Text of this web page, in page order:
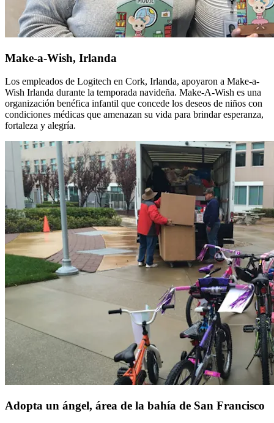
Make-a-Wish, Irlanda
Los empleados de Logitech en Cork, Irlanda, apoyaron a Make-a-
Wish Irlanda durante la temporada navideña. Make-A-Wish es una
organización benéfica infantil que concede los deseos de niños con
condiciones médicas que amenazan su vida para brindar esperanza,
fortaleza y alegría.
Adopta un ángel, área de la bahía de San Francisco